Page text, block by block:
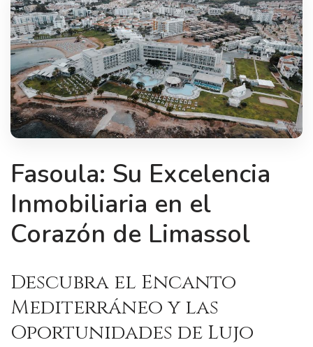
Fasoula: Su Excelencia
Inmobiliaria en el
Corazón de Limassol
Descubra el Encanto
Mediterráneo y las
Oportunidades de Lujo